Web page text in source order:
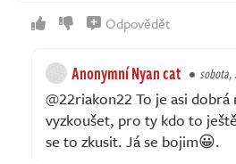
Odpovědět
Anonymní Nyan cat sobota,
@22riakon22 To je asi
vyzkoušet, pro ty kdo to
se to zkusit. Já se bojim😀.